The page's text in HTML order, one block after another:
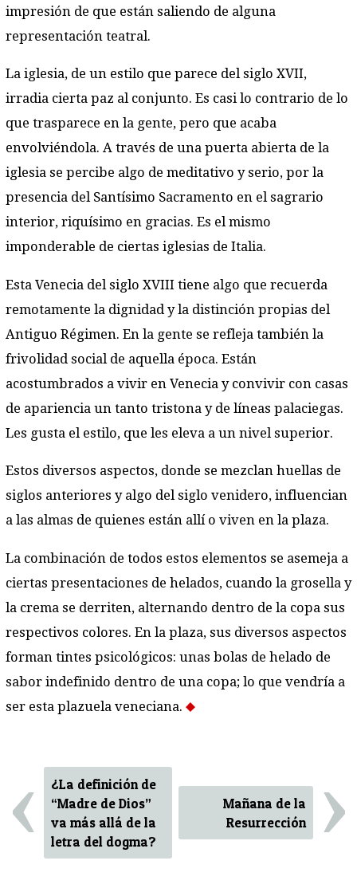
impresión de que están saliendo de alguna
representación teatral.
La iglesia, de un estilo que parece del siglo XVII,
irradia cierta paz al conjunto. Es casi lo contrario de lo
que trasparece en la gente, pero que acaba
envolviéndola. A través de una puerta abierta de la
iglesia se percibe algo de meditativo y serio, por la
presencia del Santísimo Sacramento en el sagrario
interior, riquísimo en gracias. Es el mismo
imponderable de ciertas iglesias de Italia.
Esta Venecia del siglo XVIII tiene algo que recuerda
remotamente la dignidad y la distinción propias del
Antiguo Régimen. En la gente se refleja también la
frivolidad social de aquella época. Están
acostumbrados a vivir en Venecia y convivir con casas
de apariencia un tanto tristona y de líneas palaciegas.
Les gusta el estilo, que les eleva a un nivel superior.
Estos diversos aspectos, donde se mezclan huellas de
siglos anteriores y algo del siglo venidero, influencian
a las almas de quienes están allí o viven en la plaza.
La combinación de todos estos elementos se asemeja a
ciertas presentaciones de helados, cuando la grosella y
la crema se derriten, alternando dentro de la copa sus
respectivos colores. En la plaza, sus diversos aspectos
forman tintes psicológicos: unas bolas de helado de
sabor indefinido dentro de una copa; lo que vendría a
ser esta plazuela veneciana.
‹
¿La definición de
“Madre de Dios”
va más allá de la
letra del dogma?
Mañana de la
Resurrección
›